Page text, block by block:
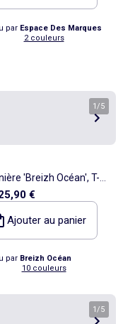
par Espace Des Marques
2 couleurs
1 /5
'Breizh Océan', T-
mixte épais en
Bio, Homme ou
€
Ajouter au panier
par Breizh Océan
10 couleurs
1 /5